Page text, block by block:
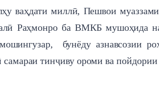
ваҳдати миллӣ, Пешвои
Раҳмонро ба ВМКБ мушоҳида
бунёду азнавсозии
самараи тинҷиву ороми ва